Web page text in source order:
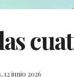
12 junio 2026